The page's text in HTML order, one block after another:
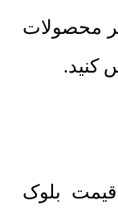
محصولات
کنید.
قیمت بلوک